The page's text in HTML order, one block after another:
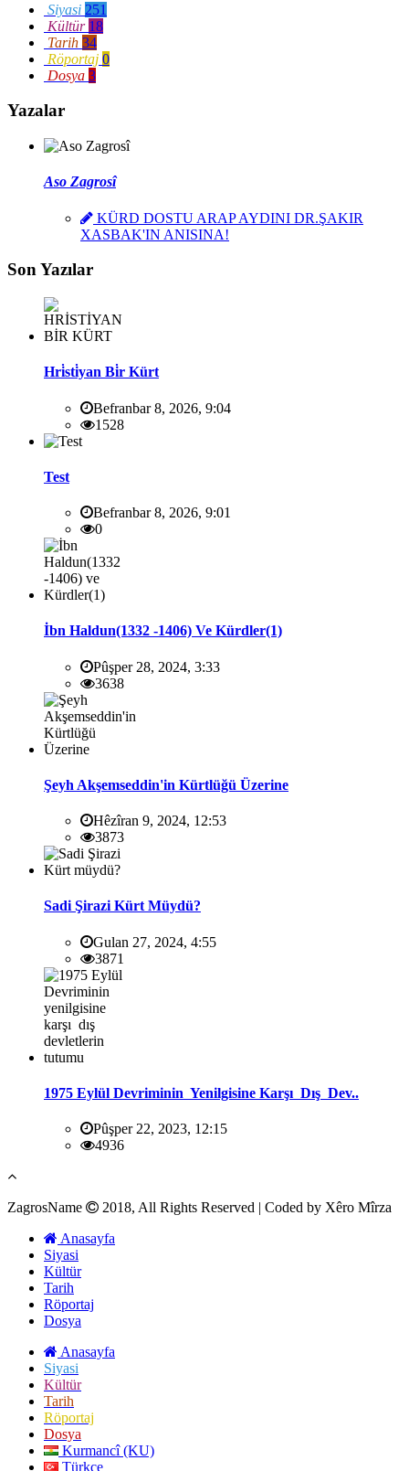
Siyasi 251
Kültür 18
Tarih 34
Röportaj 0
Dosya 3
Yazalar
Aso Zagrosî
KÜRD DOSTU ARAP AYDINI DR.ŞAKIR
XASBAK'IN ANISINA!
Son Yazılar
Hri̇sti̇yan Bi̇r Kürt
Befranbar 8, 2026, 9:04
1528
Test
Befranbar 8, 2026, 9:01
0
İbn Haldun(1332 -1406) Ve Kürdler(1)
Pûşper 28, 2024, 3:33
3638
Şeyh Akşemseddin'in Kürtlüğü Üzerine
Hêzîran 9, 2024, 12:53
3873
Sadi Şirazi Kürt Müydü?
Gulan 27, 2024, 4:55
3871
1975 Eylül Devriminin Yenilgisine Karşı Dış Dev..
Pûşper 22, 2023, 12:15
4936
ZagrosName
2018, All Rights Reserved | Coded by Xêro Mîrza
Anasayfa
Siyasi
Kültür
Tarih
Röportaj
Dosya
Anasayfa
Siyasi
Kültür
Tarih
Röportaj
Dosya
Kurmancî (KU)
Türkçe